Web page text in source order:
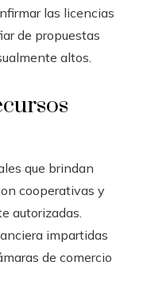
las licencias
de propuestas
altos.
que brindan
cooperativas y
autorizadas.
impartidas
de comercio